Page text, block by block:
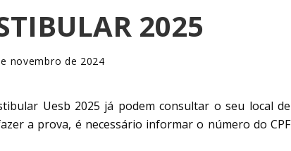
2025
novembro de 2024
Uesb 2025 já podem consultar o seu local de
a prova, é necessário informar o número do CPF